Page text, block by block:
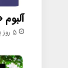
5 روز پیش